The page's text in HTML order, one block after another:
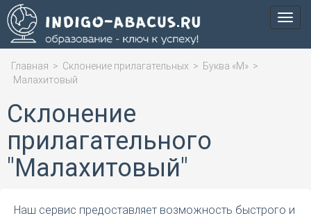
Меню
Главная > Склонение прилагательных > Буква «М» >
Малахитовый
Склонение
прилагательного
"Малахитовый"
Наш сервис предоставляет возможность быстрого и